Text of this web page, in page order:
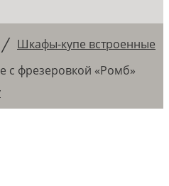
/ Шкафы-купе встроенные
с фрезеровкой «Ромб»